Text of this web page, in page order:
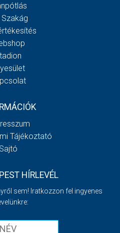
Szakág
Tájékoztató
Sajtó
HÍRLEVÉL
sem! Iratkozzon fel ingyenes